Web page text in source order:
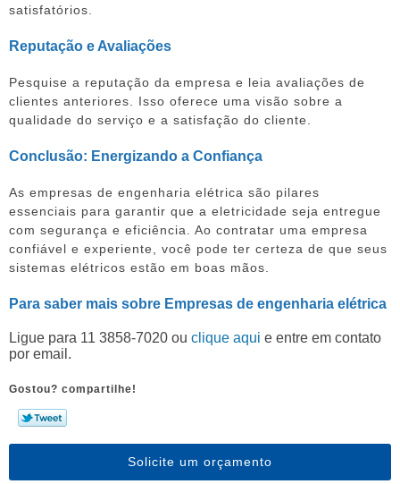
satisfatórios.
Reputação e Avaliações
Pesquise a reputação da empresa e leia avaliações de
clientes anteriores. Isso oferece uma visão sobre a
qualidade do serviço e a satisfação do cliente.
Conclusão: Energizando a Confiança
As empresas de engenharia elétrica são pilares
essenciais para garantir que a eletricidade seja entregue
com segurança e eficiência. Ao contratar uma empresa
confiável e experiente, você pode ter certeza de que seus
sistemas elétricos estão em boas mãos.
Para saber mais sobre Empresas de engenharia elétrica
Ligue para 11 3858-7020 ou clique aqui e entre em contato
por email.
Gostou? compartilhe!
Solicite um orçamento